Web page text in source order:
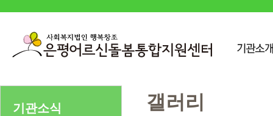
기관소식 갤러리